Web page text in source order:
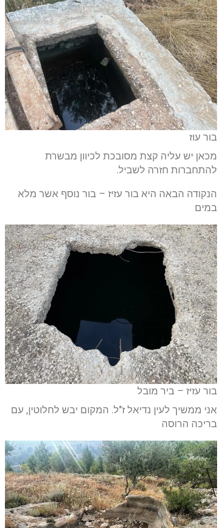
בור עוז
מכאן יש עליה קצת מסובכת לכיוון מבשרת
להתחברות חזרה לשביל.
הנקודה הבאה היא בור עזיז – בור נוסף אשר מלא
במים
בור עזיז – ביר מובל
אני ממשיך לעין נדיאל ז"ל. המקום יבש לחלוטין, עם
בריכה הרוסה